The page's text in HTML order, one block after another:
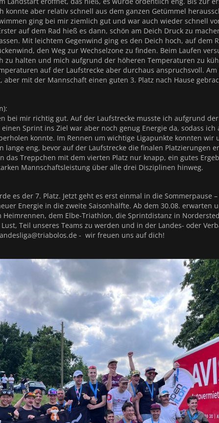
konnte aber relativ schnell aus dem ganzen Getümmel
ging bei mir ziemlich gut und war auch wieder schnell
auf dem Rad hieß es dann, schön am Deich Druck zu
Mit leichtem Gegenwind ging es den Deich hoch, auf dem
den Weg zur Wechselzone zu finden. Beim Laufen
zu halten und mich aufgrund der höheren Temperaturen zu
auf der Laufstrecke aber durchaus anspruchsvoll.
aber mit der Mannschaft einen guten 3. Platz nach Hause
bei mir richtig gut. Auf der Laufstrecke musste ich aufgrund
Sprint ins Ziel war aber noch genug Energie da, sodass ich
konnte. Im Rennen um wichtige Ligapunkte konnten wir
lange eng, bevor auf der Laufstrecke die finalen Platzierungen
das Treppchen mit dem vierten Platz nur knapp, ein gutes
Mannschaftsleistung über alle drei Disziplinen hinweg.
es der 7. Platz. Jetzt geht es erst einmal in die Sommerpause
Energie in die zweite Saisonhälfte. Ab dem 30.08. erwarten
Heimrennen, dem Elbe-Triathlon, die Sprintdistanz in
Teil unseres Teams zu werden und in der Landes- oder
- wir freuen uns auf dich!